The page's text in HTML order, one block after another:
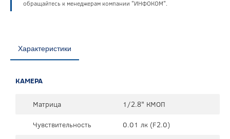
обращайтесь к менеджерам компании "ИНФОКОМ".
Характеристики
КАМЕРА
Матрица
1/2.8" КМОП
Чувствительность
0.01 лк (F2.0)